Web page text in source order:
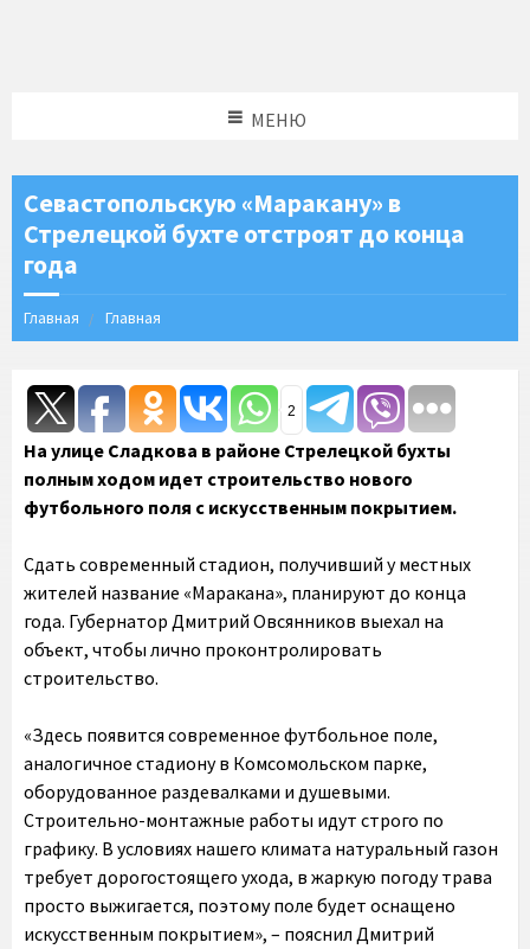
МЕНЮ
Севастопольскую «Маракану» в
Стрелецкой бухте отстроят до конца
года
Главная Главная
2
На улице Сладкова в районе Стрелецкой бухты
полным ходом идет строительство нового
футбольного поля с искусственным покрытием.
Сдать современный стадион, получивший у местных
жителей название «Маракана», планируют до конца
года. Губернатор Дмитрий Овсянников выехал на
объект, чтобы лично проконтролировать
строительство.
«Здесь появится современное футбольное поле,
аналогичное стадиону в Комсомольском парке,
оборудованное раздевалками и душевыми.
Строительно-монтажные работы идут строго по
графику. В условиях нашего климата натуральный газон
требует дорогостоящего ухода, в жаркую погоду трава
просто выжигается, поэтому поле будет оснащено
искусственным покрытием», – пояснил Дмитрий